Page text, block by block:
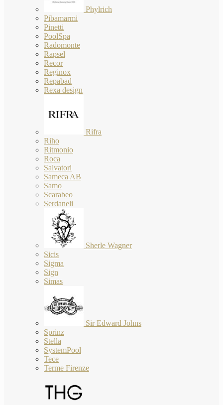
Phylrich
Pibamarmi
Pinetti
PoolSpa
Radomonte
Rapsel
Recor
Reginox
Repabad
Rexa design
Rifra
Riho
Ritmonio
Roca
Salvatori
Sameca AB
Samo
Scarabeo
Serdaneli
Sherle Wagner
Sicis
Sigma
Sign
Simas
Sir Edward Johns
Sprinz
Stella
SystemPool
Tece
Terme Firenze